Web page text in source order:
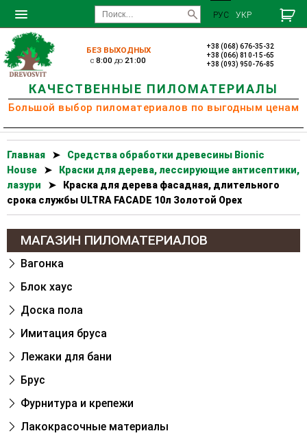
РУС УКР
БЕЗ ВЫХОДНЫХ
c8:00 до21:00
+38 (068) 676-35-32
+38 (066) 810-15-65
+38 (093) 950-76-85
КАЧЕСТВЕННЫЕ ПИЛОМАТЕРИАЛЫ
Большой выбор пиломатериалов по выгодным ценам
Главная ➤
Cредства обработки древесины Bionic
House
➤
Краски для дерева, лессирующие антисептики,
лазури
➤
Краска для дерева фасадная, длительного
срока службы ULTRA FACADE 10л Золотой Орех
МАГАЗИН ПИЛОМАТЕРИАЛОВ
Вагонка
Блок хаус
Доска пола
Имитация бруса
Лежаки для бани
Брус
Фурнитура и крепежи
Лакокрасочные материалы